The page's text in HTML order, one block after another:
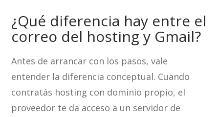
¿Qué diferencia hay entre el
correo del hosting y Gmail?
Antes de arrancar con los pasos, vale
entender la diferencia conceptual. Cuando
contratás hosting con dominio propio, el
proveedor te da acceso a un servidor de